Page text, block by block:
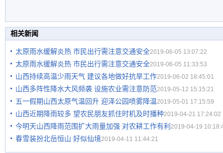
相关新闻
太原雨水缓解炎热 市民出行需注意交通安全2019-06-05 13:07:22
太原雨水缓解炎热 市民出行需注意交通安全2019-06-05 11:33:53
山西持续高温少雨天气 建议各地做好抗旱工作2019-06-02 18:45:01
山西多阵性降水大风频袭 设施农业需注意防范2019-05-12 15:15:21
五一假期山西太原气温回升 迎泽公园喷雾降温2019-05-01 17:15:59
山西近期降雨较多 望农民朋友抓住时机及时播种2019-04-21 17:24:02
今明天山西降雨范围扩大雨量加强 对农耕工作有利 2019-04-19
春雪装扮北岳恒山 好似仙境2019-04-11 11:44:21